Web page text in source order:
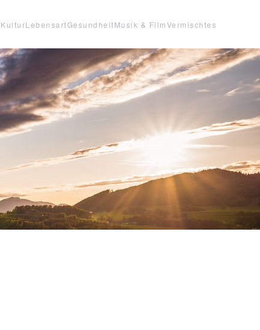
KulturLebensartGesundheitMusik & FilmVermischtes